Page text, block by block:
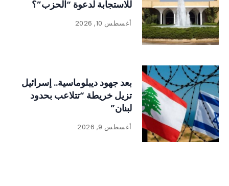
للاستجابة لدعوة “الحزب”؟
أغسطس 10, 2026
بعد جهود ديبلوماسية.. إسرائيل
تزيل خريطة “تتلاعب بحدود
لبنان”
أغسطس 9, 2026